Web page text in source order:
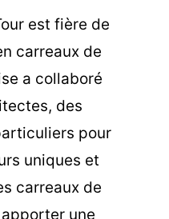
est fière de
carreaux de
a collaboré
des
pour
uniques et
carreaux de
une